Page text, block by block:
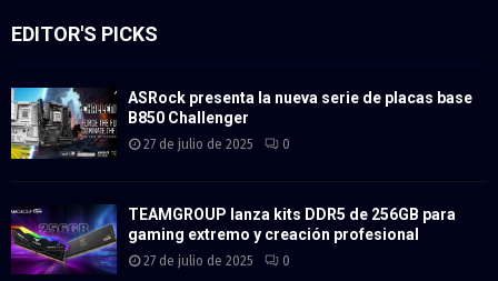
EDITOR'S PICKS
ASRock presenta la nueva serie de placas base
B850 Challenger
27 de julio de 2025 0
TEAMGROUP lanza kits DDR5 de 256GB para
gaming extremo y creación profesional
27 de julio de 2025 0